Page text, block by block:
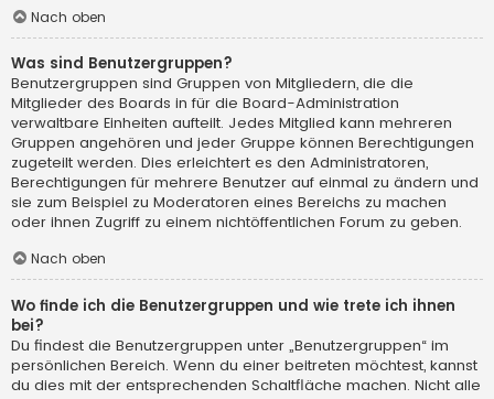
Nach oben
Was sind Benutzergruppen?
Benutzergruppen sind Gruppen von Mitgliedern, die die
Mitglieder des Boards in für die Board-Administration
verwaltbare Einheiten aufteilt. Jedes Mitglied kann mehreren
Gruppen angehören und jeder Gruppe können Berechtigungen
zugeteilt werden. Dies erleichtert es den Administratoren,
Berechtigungen für mehrere Benutzer auf einmal zu ändern und
sie zum Beispiel zu Moderatoren eines Bereichs zu machen
oder ihnen Zugriff zu einem nichtöffentlichen Forum zu geben.
Nach oben
Wo finde ich die Benutzergruppen und wie trete ich ihnen
bei?
Du findest die Benutzergruppen unter „Benutzergruppen“ im
persönlichen Bereich. Wenn du einer beitreten möchtest, kannst
du dies mit der entsprechenden Schaltfläche machen. Nicht alle